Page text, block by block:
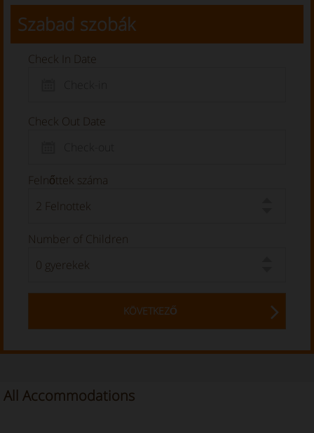
Szabad szobák
Check In Date
Check Out Date
Felnőttek száma
Number of Children
KÖVETKEZŐ
All Accommodations